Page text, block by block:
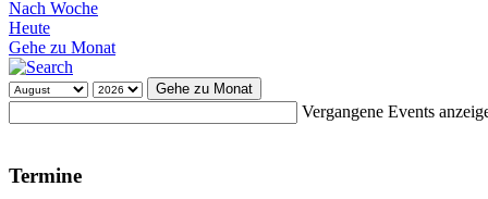
Nach Woche
Heute
Gehe zu Monat
Gehe zu Monat
Vergangene Events
Termine